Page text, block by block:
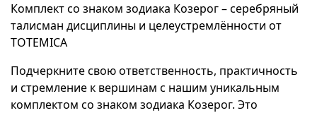
Комплект со знаком зодиака Козерог – серебряный
талисман дисциплины и целеустремлённости от
TOTEMICA
Подчеркните свою ответственность, практичность
и стремление к вершинам с нашим уникальным
комплектом со знаком зодиака Козерог. Это